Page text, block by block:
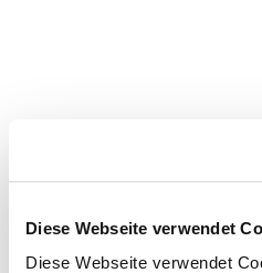
Diese Webseite verwendet
Diese Webseite verwendet